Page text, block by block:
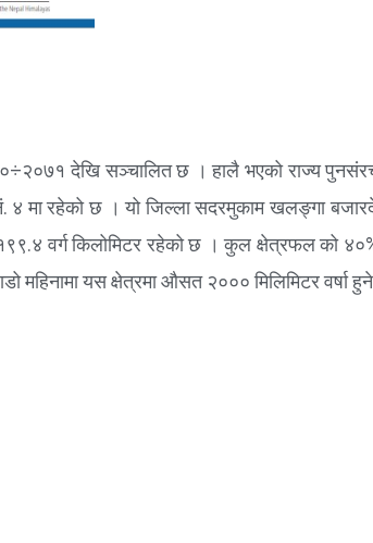
देखि सञ्चालित छ । हालै भएको राज्य
४ मा रहेको छ । यो जिल्ला सदरमुकाम खलङ्गा
वर्ग किलोमिटर रहेको छ । कुल क्षेत्रफल
यस क्षेत्रमा औसत २००० मिलिमिटर वर्षा